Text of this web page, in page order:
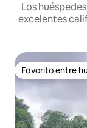
Los
excelentes
Favorito entre
Favorito entre